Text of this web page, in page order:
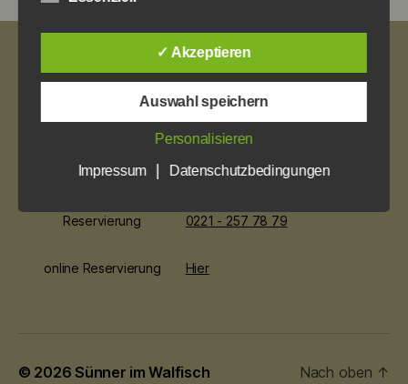
Datenschutz
So. ab 12 Uhr
Do. bis Sa. ab 12 Uhr
Reservierung 0221 - 257 78 79
online Reservierung Hier
© 2026Sünner im Walfisch Nach oben ↑
✓ Akzeptieren
Auswahl speichern
Personalisieren
Impressum | Datenschutzbedingungen